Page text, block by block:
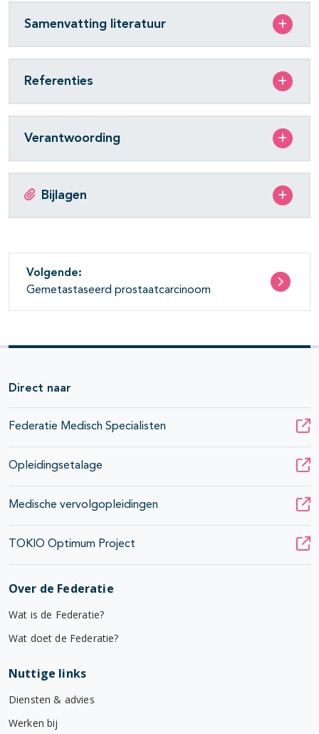
Samenvatting literatuur
Referenties
Verantwoording
Bijlagen
Volgende:
Gemetastaseerd prostaatcarcinoom
Direct naar
Federatie Medisch Specialisten
Opleidingsetalage
Medische vervolgopleidingen
TOKIO Optimum Project
Over de Federatie
Wat is de Federatie?
Wat doet de Federatie?
Nuttige links
Diensten & advies
Werken bij